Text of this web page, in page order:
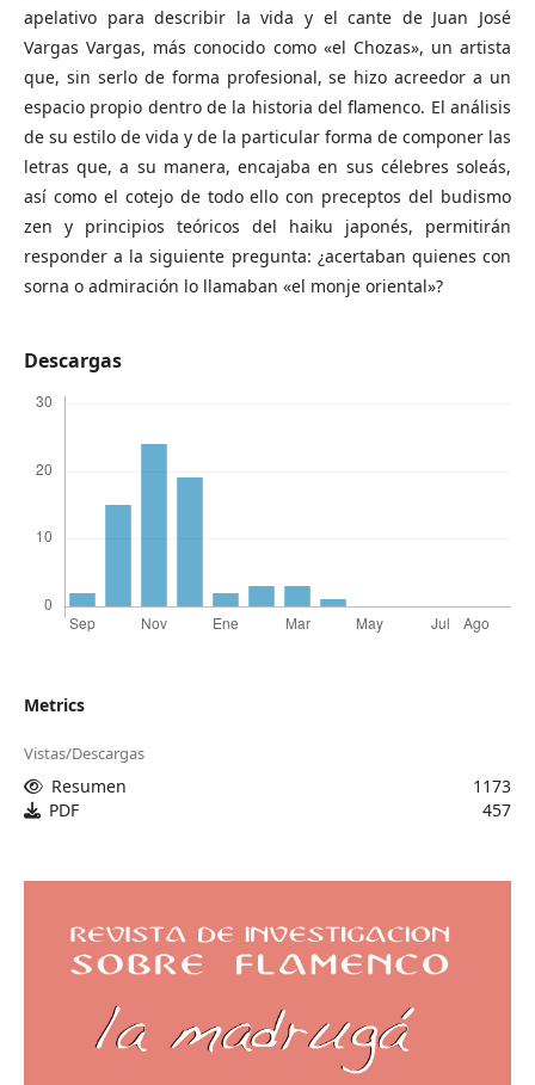
apelativo para describir la vida y el cante de Juan José
Vargas Vargas, más conocido como «el Chozas», un artista
que, sin serlo de forma profesional, se hizo acreedor a un
espacio propio dentro de la historia del flamenco. El análisis
de su estilo de vida y de la particular forma de componer las
letras que, a su manera, encajaba en sus célebres soleás,
así como el cotejo de todo ello con preceptos del budismo
zen y principios teóricos del haiku japonés, permitirán
responder a la siguiente pregunta: ¿acertaban quienes con
sorna o admiración lo llamaban «el monje oriental»?
Descargas
Metrics
Vistas/Descargas
Resumen
1173
PDF
457